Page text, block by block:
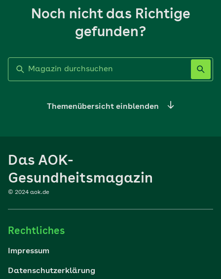
Noch nicht das Richtige
gefunden?
Themenübersicht einblenden
Sport
Reisen
Wohlbefinden
Das AOK-
Gesundheitsmagazin
© 2024 aok.de
Rechtliches
Impressum
Datenschutzerklärung